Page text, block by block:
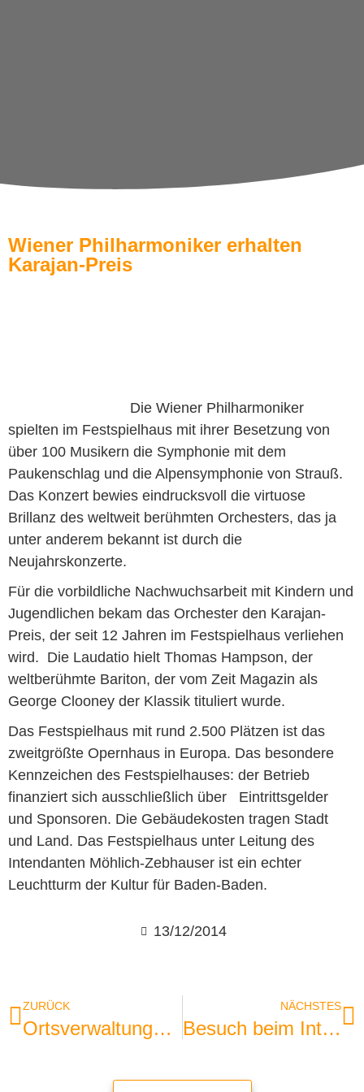
Wiener Philharmoniker erhalten
Karajan-Preis
Die Wiener Philharmoniker
spielten im Festspielhaus mit ihrer Besetzung von
über 100 Musikern die Symphonie mit dem
Paukenschlag und die Alpensymphonie von Strauß.
Das Konzert bewies eindrucksvoll die virtuose
Brillanz des weltweit berühmten Orchesters, das ja
unter anderem bekannt ist durch die
Neujahrskonzerte.
Für die vorbildliche Nachwuchsarbeit mit Kindern und
Jugendlichen bekam das Orchester den Karajan-
Preis, der seit 12 Jahren im Festspielhaus verliehen
wird. Die Laudatio hielt Thomas Hampson, der
weltberühmte Bariton, der vom Zeit Magazin als
George Clooney der Klassik tituliert wurde.
Das Festspielhaus mit rund 2.500 Plätzen ist das
zweitgrößte Opernhaus in Europa. Das besondere
Kennzeichen des Festspielhauses: der Betrieb
finanziert sich ausschließlich über Eintrittsgelder
und Sponsoren. Die Gebäudekosten tragen Stadt
und Land. Das Festspielhaus unter Leitung des
Intendanten Möhlich-Zebhauser ist ein echter
Leuchtturm der Kultur für Baden-Baden.
13/12/2014
ZURÜCK
Ortsverwaltungen arbeiten sehr kundenorientiert
NÄCHSTES
Besuch beim Internationalen Bund IB